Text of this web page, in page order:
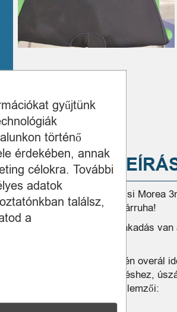
A TERMÉK
Eladó ÚJ, de sérűlt Cressi Morea
egyrészes neoprém búvárruha!
A képen látható apró szakadás
Ez a 3 mm-es női neoprén overál
búvárkodáshoz, szörfözéshez,
vízi sportokhoz. Főbb jellemzői:
gyűjtünk
történő
érdekében, annak
célokra. További
adatok
találsz,
a